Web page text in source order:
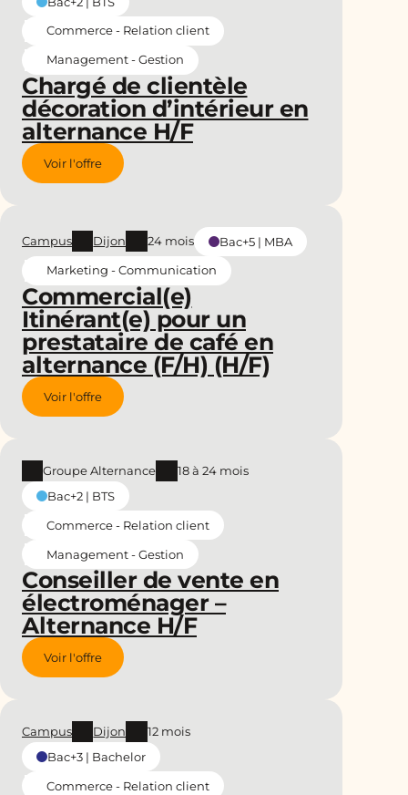
Chargé de clientèle
décoration d’intérieur en
alternance H/F
Commerce - Relation client
Management - Gestion
Voir l'offre
Commercial(e)
Itinérant(e) pour un
prestataire de café en
alternance (F/H) (H/F)
Campus Dijon 24 mois
Bac+5 | MBA
Marketing - Communication
Voir l'offre
Conseiller de vente en
électroménager –
Alternance H/F
Groupe Alternance
18 à 24 mois
Bac+2 | BTS
Commerce - Relation client
Management - Gestion
Voir l'offre
Campus Dijon
12 mois
Bac+3 | Bachelor
Commerce - Relation client